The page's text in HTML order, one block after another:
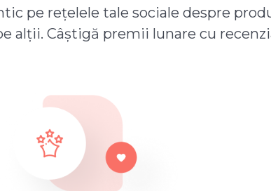
pe rețelele tale sociale despre
alții. Câștigă premii lunare cu